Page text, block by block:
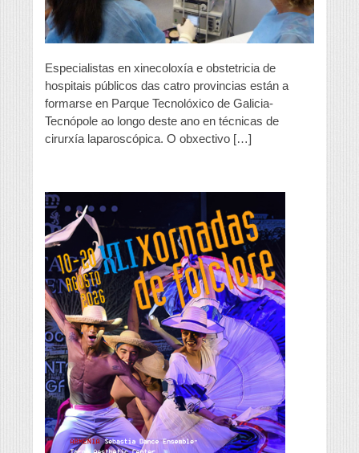
na
Tecnópole
Especialistas en xinecoloxía e obstetricia de
hospitais públicos das catro provincias están a
formarse en Parque Tecnolóxico de Galicia-
Tecnópole ao longo deste ano en técnicas de
cirurxía laparoscópica. O obxectivo […]